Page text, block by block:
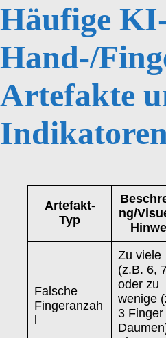
Häufige
Hand-/
Artefakte
Artefakt-
Typ
ng/
Falsche
Fingeranzah
Zu viele
(z.B. 6,
oder zu
wenige
3 Finger